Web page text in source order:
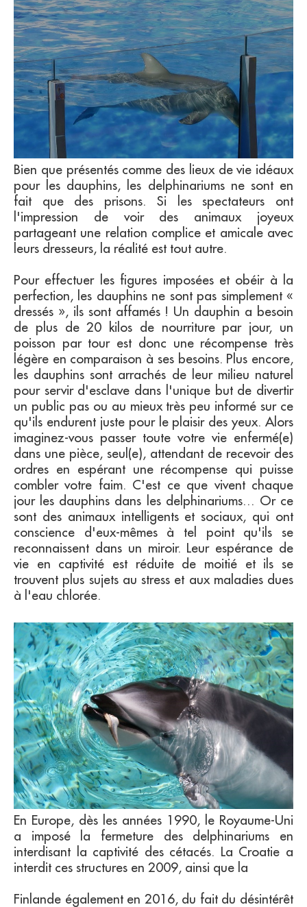
Familles d'accueil
Délégué(é) en communication
Bénévoles dans nos refuges
Matériel militant
Salarié(e) / Stagiaire
Bien que présentés comme des lieux de vie idéaux
pour les dauphins, les delphinariums ne sont en
fait que des prisons. Si les spectateurs ont
l'impression de voir des animaux joyeux
partageant une relation complice et amicale avec
leurs dresseurs, la réalité est tout autre.
Pour effectuer les figures imposées et obéir à la
perfection, les dauphins ne sont pas simplement «
dressés », ils sont affamés ! Un dauphin a besoin
de plus de 20 kilos de nourriture par jour, un
poisson par tour est donc une récompense très
légère en comparaison à ses besoins. Plus encore,
les dauphins sont arrachés de leur milieu naturel
pour servir d'esclave dans l'unique but de divertir
un public pas ou au mieux très peu informé sur ce
qu'ils endurent juste pour le plaisir des yeux. Alors
imaginez-vous passer toute votre vie enfermé(e)
dans une pièce, seul(e), attendant de recevoir des
ordres en espérant une récompense qui puisse
combler votre faim. C'est ce que vivent chaque
jour les dauphins dans les delphinariums… Or ce
sont des animaux intelligents et sociaux, qui ont
conscience d'eux-mêmes à tel point qu'ils se
reconnaissent dans un miroir. Leur espérance de
vie en captivité est réduite de moitié et ils se
trouvent plus sujets au stress et aux maladies dues
à l'eau chlorée.
En Europe, dès les années 1990, le Royaume-Uni
a imposé la fermeture des delphinariums en
interdisant la captivité des cétacés. La Croatie a
interdit ces structures en 2009, ainsi que la
Finlande également en 2016, du fait du désintérêt